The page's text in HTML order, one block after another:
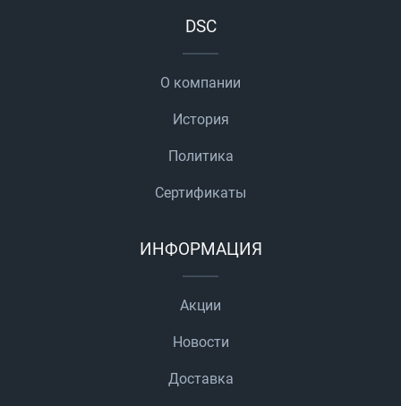
DSC
О компании
История
Политика
Сертификаты
ИНФОРМАЦИЯ
Акции
Новости
Доставка